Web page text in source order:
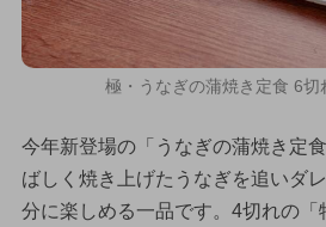
極・うなぎの蒲焼き定食 6切
今年新登場の「うなぎの蒲焼き定
ばしく焼き上げたうなぎを追いダ
分に楽しめる一品です。4切れの「